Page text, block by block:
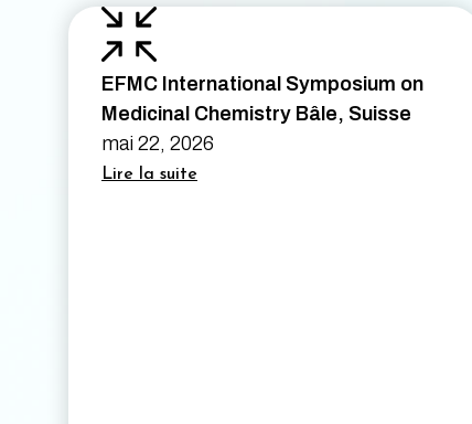
EFMC International Symposium on
Medicinal Chemistry Bâle, Suisse
mai 22, 2026
Lire la suite